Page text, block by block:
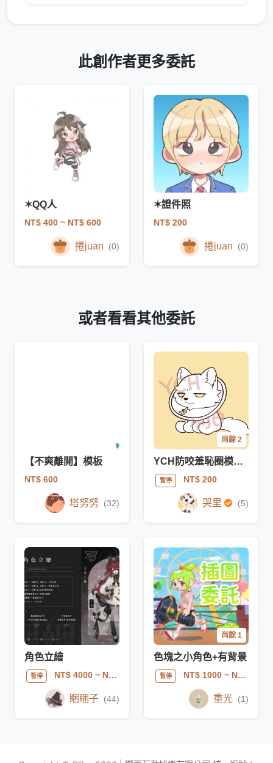
此創作者更多委託
✶QQ人
NT$ 400 ~ NT$ 600
捲juan (0)
✶證件照
NT$ 200
捲juan (0)
或者看看其他委託
【不爽離開】模板
NT$ 600
塔努努 (32)
尚餘 2
YCH防咬羞恥圈模板-Q版獸毛毛
暫停 NT$ 200
哭里 (5)
角色立繪
暫停 NT$ 4000~ NT$ 8000
睏睏子 (44)
尚餘 1
色塊之小角色+有背景
暫停 NT$ 1000~ NT$ 2000
重光 (1)